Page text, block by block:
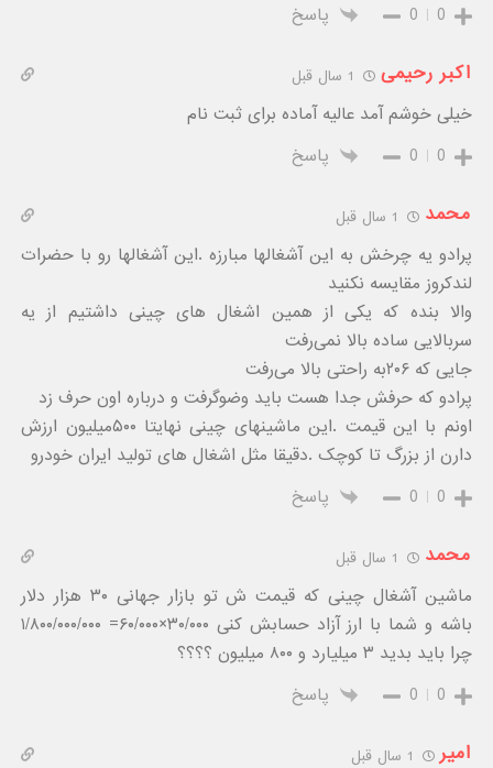
0
0 پاسخ
اکبر رحیمی
خیلی خوشم آمد عالیه آماده برای ثبت نام
0
0 پاسخ
محمد
پرادو یه چرخش به این آشغالها مبارزه .این آشغالها رو با حضرات
لندکروز مقایسه نکنید
والا بنده که یکی از همین اشغال های چینی داشتیم از یه
سربالایی ساده بالا نمی‌رفت
جایی که ۲۰۶به راحتی بالا می‌رفت
پرادو که حرفش جدا هست باید وضوگرفت و درباره اون حرف زد
اونم با این قیمت .این ماشینهای چینی نهایتا ۵۰۰میلیون ارزش
دارن از بزرگ تا کوچک .دقیقا مثل اشغال های تولید ایران خودرو
0
0 پاسخ
محمد
ماشین آشغال چینی که قیمت ش تو بازار جهانی ۳۰ هزار دلار
باشه و شما با ارز آزاد حسابش کنی ۳۰/۰۰۰×۶۰/۰۰۰= ۱/۸۰۰/۰۰۰/۰۰۰
چرا باید بدید ۳ میلیارد و ۸۰۰ میلیون ؟؟؟؟
0
0 پاسخ
امیر